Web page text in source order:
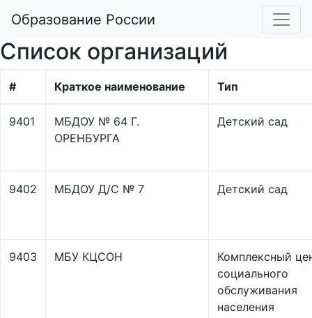
Образование России
Список организаций
# Краткое наименование Тип
9401
МБДОУ № 64 Г.
ОРЕНБУРГА
Детский сад
9402 МБДОУ Д/С № 7 Детский сад
9403 МБУ КЦСОН
Комплексный
социального
обслуживания
населения